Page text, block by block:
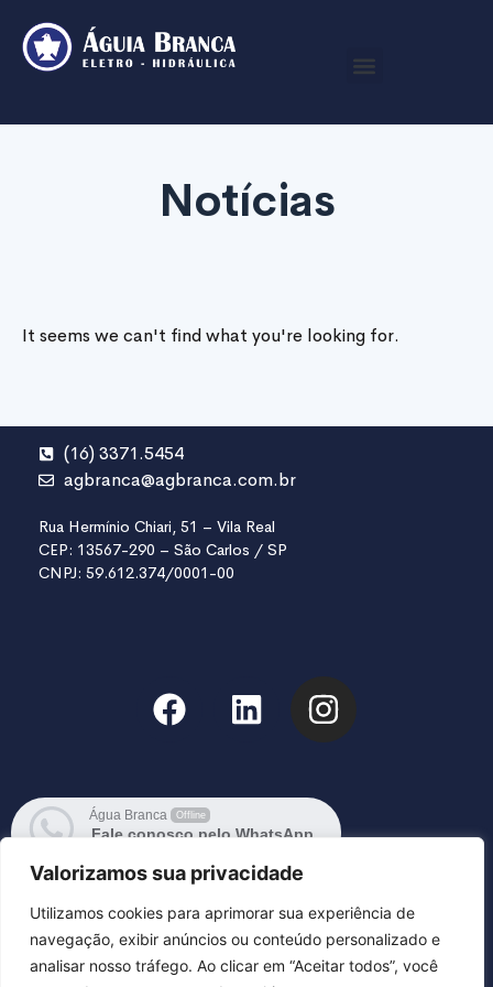
Valorizamos sua privacidade
Utilizamos cookies para aprimorar sua experiência de
navegação, exibir anúncios ou conteúdo personalizado e
analisar nosso tráfego. Ao clicar em “Aceitar todos”, você
Notícias
It seems we can't find what you're looking for.
(16) 3371.5454
agbranca@agbranca.com.br
Rua Hermínio Chiari, 51 – Vila Real
CEP: 13567-290 – São Carlos / SP
CNPJ: 59.612.374/0001-00
Água Branca Offline
Fale conosco pelo WhatsApp